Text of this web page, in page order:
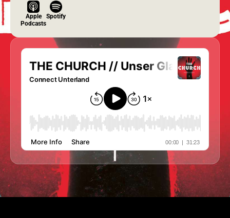
Apple
Podcasts
Spotify